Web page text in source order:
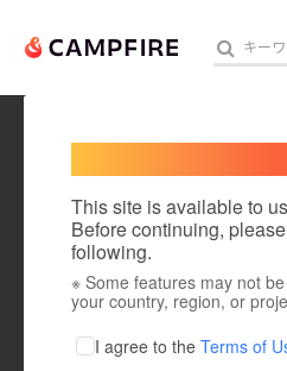
人気
ア
テ
This site is available to
Before continuing,
following.
※ Some features may not
your country, region, or
I agree to the Terms of